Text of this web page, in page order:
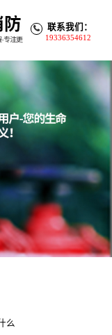
联系我们：
19336354612
么